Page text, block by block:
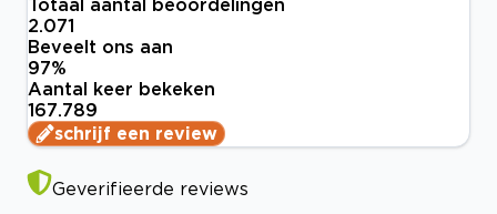
Totaal aantal beoordelingen
2.071
Beveelt ons aan
97%
Aantal keer bekeken
167.789
schrijf een review
Geverifieerde reviews